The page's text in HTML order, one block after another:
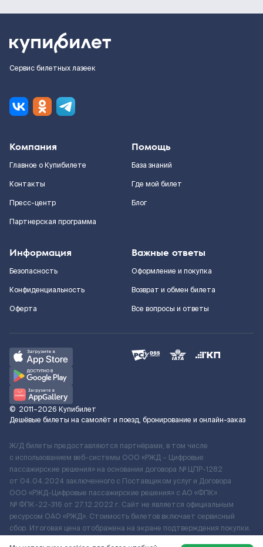
Сервис билетных лазеек
Компания
Главное о Купибилете
Контакты
Пресс-центр
Партнерская программа
Помощь
База знаний
Где мой билет
Блог
Информация
Безопасность
Конфиденциальность
Оферта
Важные ответы
Оформление и покупка
Возврат и обмен билета
Все вопросы и ответы
© 2011–2026 Купибилет
Дешёвые билеты на самолёт и поезд, бронирование и онлайн-заказ
Ж/Д билеты предоставляются партнёрами, в том числе
с использованием веб-системы ООО «РЖД – Цифровые
пассажирские решения» на основании договора № ЦПР-1282
от 04.04.2024 заключенного с Поставщиком услуг и Договора
ООО «РЖД-Цифровые пассажирские решения» c АО «ФПК»
№ ФПК-22-316 от 27.12.2022 г. Сайт не является официальным
ресурсом ОАО «РЖД». Стоимость билетов включает сервисный
сбор. Итоговая цена отображена на экране подтверждения покупки.